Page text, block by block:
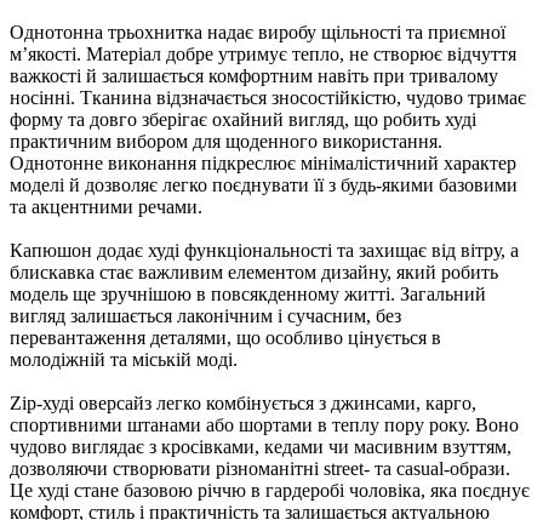
Однотонна трьохнитка надає виробу щільності та приємної
м’якості. Матеріал добре утримує тепло, не створює відчуття
важкості й залишається комфортним навіть при тривалому
носінні. Тканина відзначається зносостійкістю, чудово тримає
форму та довго зберігає охайний вигляд, що робить худі
практичним вибором для щоденного використання.
Однотонне виконання підкреслює мінімалістичний характер
моделі й дозволяє легко поєднувати її з будь-якими базовими
та акцентними речами.
Капюшон додає худі функціональності та захищає від вітру, а
блискавка стає важливим елементом дизайну, який робить
модель ще зручнішою в повсякденному житті. Загальний
вигляд залишається лаконічним і сучасним, без
перевантаження деталями, що особливо цінується в
молодіжній та міській моді.
Zip-худі оверсайз легко комбінується з джинсами, карго,
спортивними штанами або шортами в теплу пору року. Воно
чудово виглядає з кросівками, кедами чи масивним взуттям,
дозволяючи створювати різноманітні street- та casual-образи.
Це худі стане базовою річчю в гардеробі чоловіка, яка поєднує
комфорт, стиль і практичність та залишається актуальною